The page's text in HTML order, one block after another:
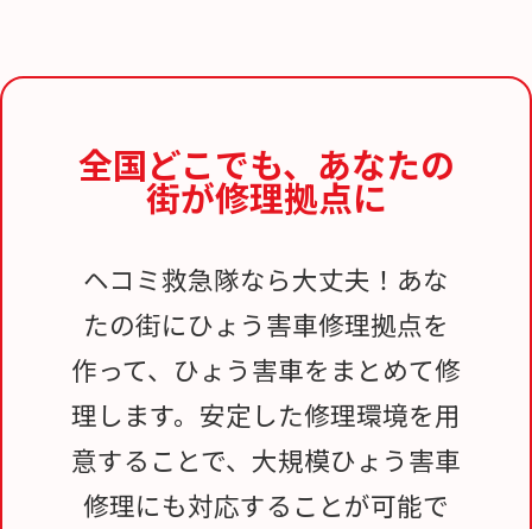
全国どこでも、 あなたの
街が修理拠点に
ヘコミ救急隊なら大丈夫！あな
たの街にひょう害車修理拠点を
作って、ひょう害車をまとめて修
理します。安定した修理環境を用
意することで、大規模ひょう害車
修理にも対応することが可能で